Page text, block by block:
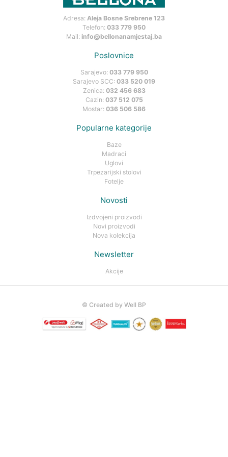
Adresa: Aleja Bosne Srebrene 123
Telefon: 033 779 950
Mail: info@bellonanamjestaj.ba
Poslovnice
Sarajevo: 033 779 950
Sarajevo SCC: 033 520 019
Zenica: 032 456 683
Cazin: 037 512 075
Mostar: 036 506 586
Popularne kategorije
Baze
Madraci
Uglovi
Trpezarijski stolovi
Fotelje
Novosti
Izdvojeni proizvodi
Novi proizvodi
Nova kolekcija
Newsletter
Akcije
© Created by Well BP